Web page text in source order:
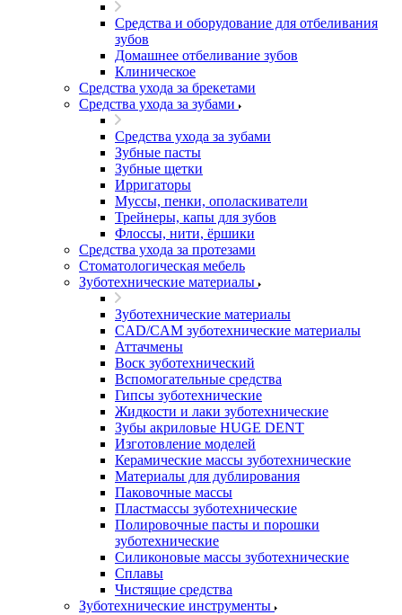
Средства и оборудование для отбеливания
зубов
Домашнее отбеливание зубов
Клиническое
Средства ухода за брекетами
Средства ухода за зубами
Средства ухода за зубами
Зубные пасты
Зубные щетки
Ирригаторы
Муссы, пенки, ополаскиватели
Трейнеры, капы для зубов
Флоссы, нити, ёршики
Средства ухода за протезами
Стоматологическая мебель
Зуботехнические материалы
Зуботехнические материалы
CAD/CAM зуботехнические материалы
Аттачмены
Воск зуботехнический
Вспомогательные средства
Гипсы зуботехнические
Жидкости и лаки зуботехнические
Зубы акриловые HUGE DENT
Изготовление моделей
Керамические массы зуботехнические
Материалы для дублирования
Паковочные массы
Пластмассы зуботехнические
Полировочные пасты и порошки
зуботехнические
Силиконовые массы зуботехнические
Сплавы
Чистящие средства
Зуботехнические инструменты